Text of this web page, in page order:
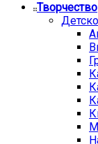
Творчество